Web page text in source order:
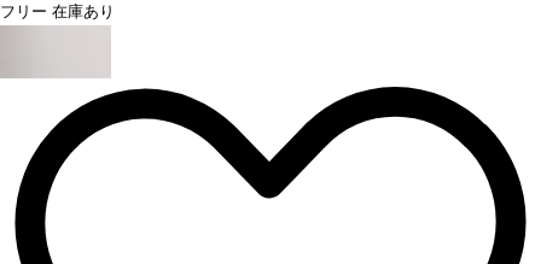
フリー 在庫あり